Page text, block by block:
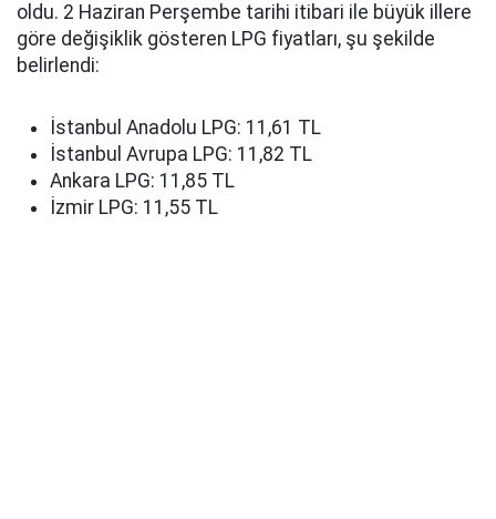
oldu. 2 Haziran Perşembe tarihi itibari ile büyük illere
göre değişiklik gösteren LPG fiyatları, şu şekilde
belirlendi:
İstanbul Anadolu LPG: 11,61 TL
İstanbul Avrupa LPG: 11,82 TL
Ankara LPG: 11,85 TL
İzmir LPG: 11,55 TL